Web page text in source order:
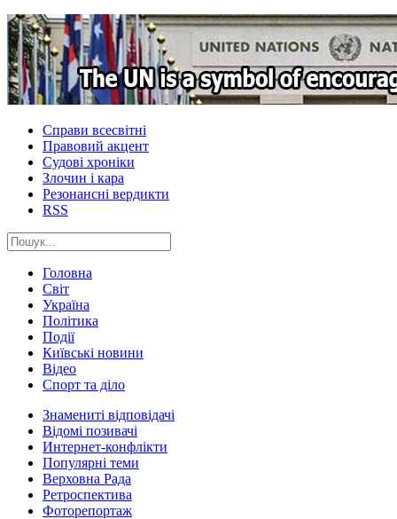
Справи всесвітні
Правовий акцент
Судові хроніки
Злочин і кара
Резонансні вердикти
RSS
Головна
Світ
Україна
Політика
Події
Київські новини
Відео
Спорт та діло
Знамениті відповідачі
Відомі позивачі
Интернет-конфлікти
Популярні теми
Верховна Рада
Ретроспектива
Фоторепортаж